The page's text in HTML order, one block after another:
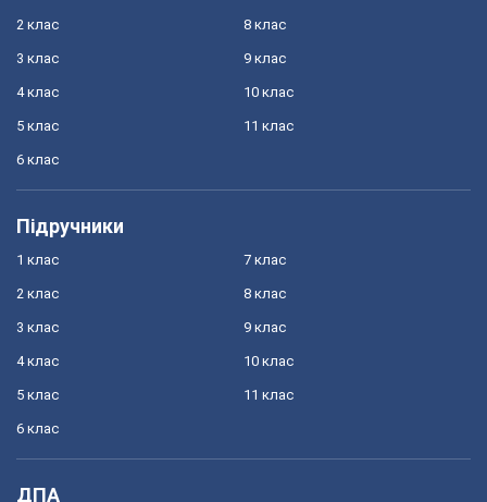
2 клас
3 клас
4 клас
5 клас
6 клас
8 клас
9 клас
10 клас
11 клас
Підручники
1 клас
2 клас
3 клас
4 клас
5 клас
6 клас
7 клас
8 клас
9 клас
10 клас
11 клас
ДПА